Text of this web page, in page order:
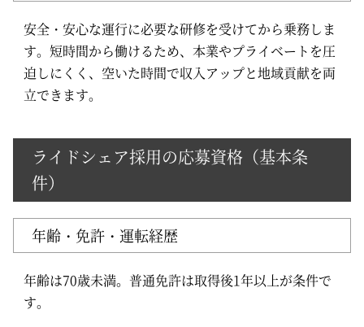
安全・安心な運行に必要な研修を受けてから乗務しま
す。短時間から働けるため、本業やプライベートを圧
迫しにくく、空いた時間で収入アップと地域貢献を両
立できます。
ライドシェア採用の応募資格（基本条
件）
年齢・免許・運転経歴
年齢は70歳未満。普通免許は取得後1年以上が条件で
す。